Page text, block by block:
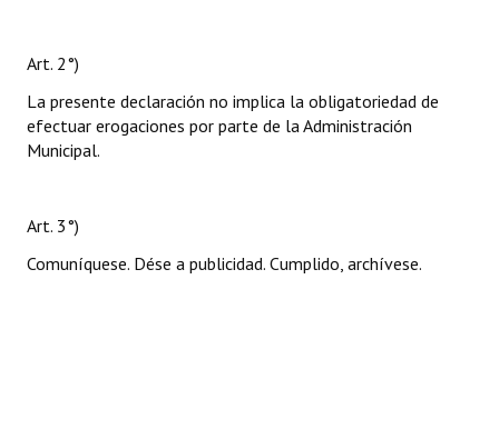
Art. 2°)
La presente declaración no implica la obligatoriedad de
efectuar erogaciones por parte de la Administración
Municipal.
Art. 3°)
Comuníquese. Dése a publicidad. Cumplido, archívese.